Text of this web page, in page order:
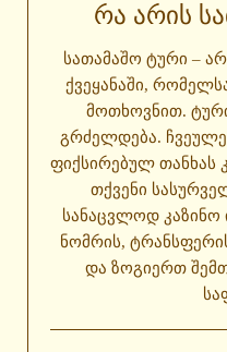
ᲠᲐ ᲐᲠᲘᲡ
სათამაშო ტური –
ქვეყანაში,
მოთხოვნით.
გრძელდება.
ფიქსირებულ თანხას
თქვენი
სანაცვლოდ კაზინო
ნომრის,
და ზოგიერთ